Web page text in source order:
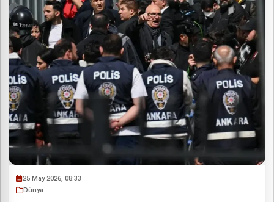
25 May 2026, 08:33
Dünya